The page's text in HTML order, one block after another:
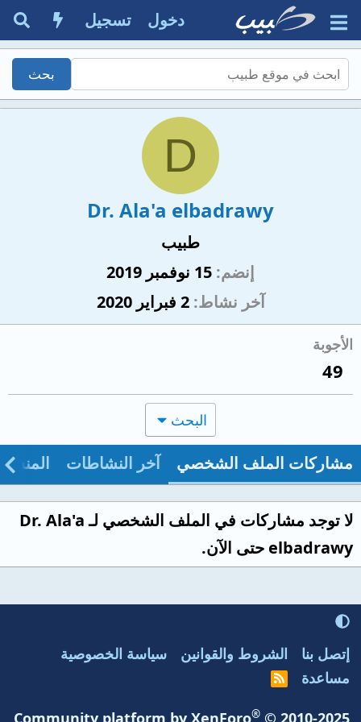
دخول تسجيل
D
Dr. Ala'a elbadrawy
طبيب
إنضم 15 نوفمبر 2019
آخر نشاط 2 فبراير 2020
الأجوبة
49
البحث
مشاركات الملف الشخصي آخر النشاطات
لا توجد مشاركات في الملف الشخصي لـ Dr. Ala'a
elbadrawy حتى الآن.
إتصل بنا الشروط والقوانين
سياسة الخصوصية
مساعدة
R
S
Community platform by XenForo® © 2010-2025